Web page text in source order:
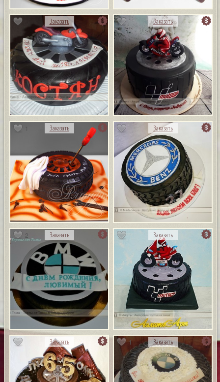
Заказать Заказать
Заказать Заказать
2 Заказать Заказать
Заказать 1 Заказать